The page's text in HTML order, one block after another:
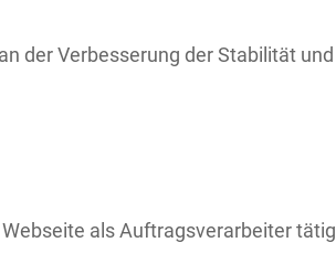
der Verbesserung der Stabilität und
als Auftragsverarbeiter tätig